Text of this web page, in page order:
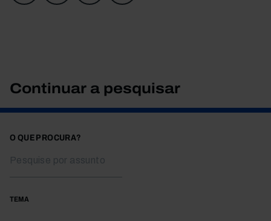
Continuar a pesquisar
O QUE PROCURA?
TEMA